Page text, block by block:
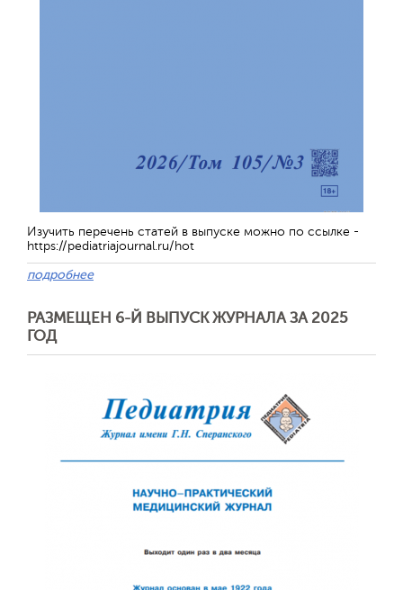
Изучить перечень статей в выпуске можно по ссылке -
https://pediatriajournal.ru/hot
подробнее
РАЗМЕЩЕН 6-Й ВЫПУСК ЖУРНАЛА ЗА 2025
ГОД
Обратная